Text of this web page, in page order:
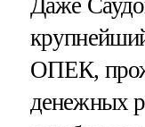
ОПЕК,
денежных